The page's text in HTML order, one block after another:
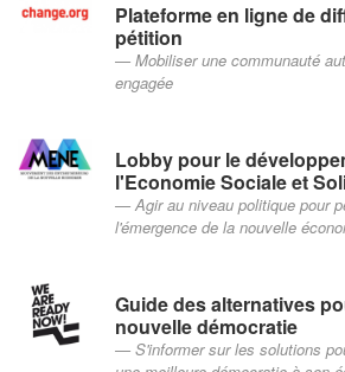
Plateforme en ligne de
pétition
Mobiliser une communauté
engagée
Lobby pour le
l'Economie Sociale et
Agir au niveau politique pour
l'émergence de la nouvelle
Guide des alternatives
nouvelle démocratie
S'informer sur les solutions